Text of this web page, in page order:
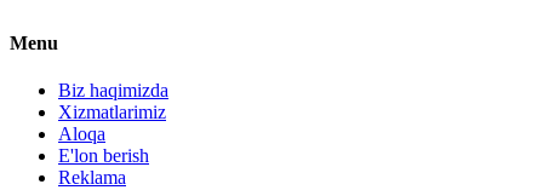
Menu
Biz haqimizda
Xizmatlarimiz
Aloqa
E'lon berish
Reklama